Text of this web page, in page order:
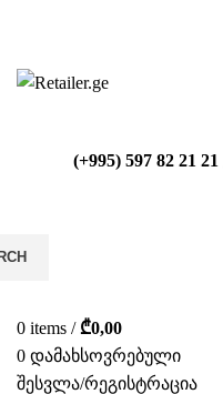
(+995) 597 82 21 21
0 items / ₾0,00
0 დამახსოვრებული
შესვლა/რეგისტრაცია